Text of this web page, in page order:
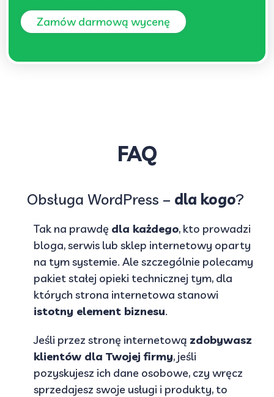
Zamów darmową wycenę
FAQ
Obsługa WordPress – dla kogo?
Tak na prawdę dla każdego, kto prowadzi
bloga, serwis lub sklep internetowy oparty
na tym systemie. Ale szczególnie polecamy
pakiet stałej opieki technicznej tym, dla
których strona internetowa stanowi
istotny element biznesu.
Jeśli przez stronę internetową zdobywasz
klientów dla Twojej firmy, jeśli
pozyskujesz ich dane osobowe, czy wręcz
sprzedajesz swoje usługi i produkty, to